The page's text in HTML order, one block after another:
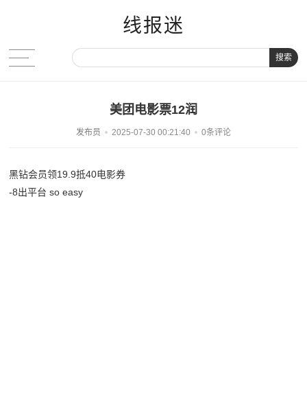
线报迷
搜索
美团电影票12润
发布员 2025-07-30 00:21:40 0条评论
黑钻会员领19.9抵40电影券
-8出平台 so easy